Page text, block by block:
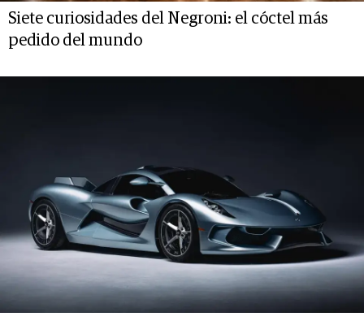
Siete curiosidades del Negroni: el cóctel más
pedido del mundo